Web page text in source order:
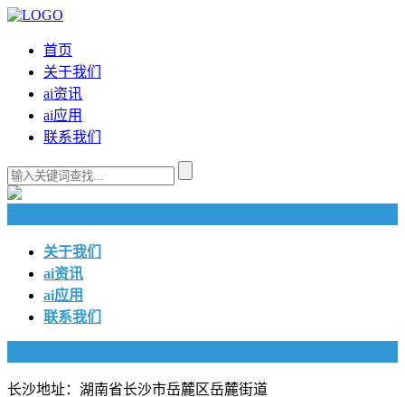
首页
关于我们
ai资讯
ai应用
联系我们
关于我们
ai资讯
ai应用
联系我们
长沙地址：湖南省长沙市岳麓区岳麓街道